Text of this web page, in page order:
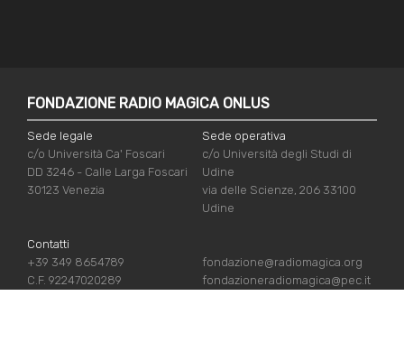
FONDAZIONE RADIO MAGICA ONLUS
Sede legale
c/o Università Ca' Foscari
DD 3246 - Calle Larga Foscari
30123 Venezia
Sede operativa
c/o Università degli Studi di
Udine
via delle Scienze, 206 33100
Udine
Contatti
+39 349 8654789
C.F. 92247020289
fondazione@radiomagica.org
fondazioneradiomagica@pec.it